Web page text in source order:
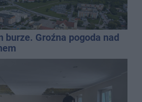
burze. Groźna pogoda nad